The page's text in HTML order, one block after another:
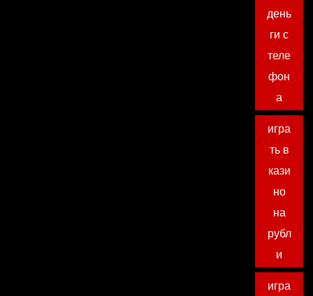
день
ги с
теле
фон
а
игра
ть в
кази
но
на
рубл
и
игра